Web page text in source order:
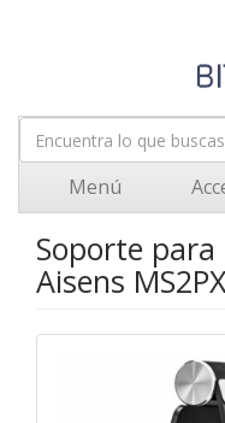
Menú
Soporte
Aisens